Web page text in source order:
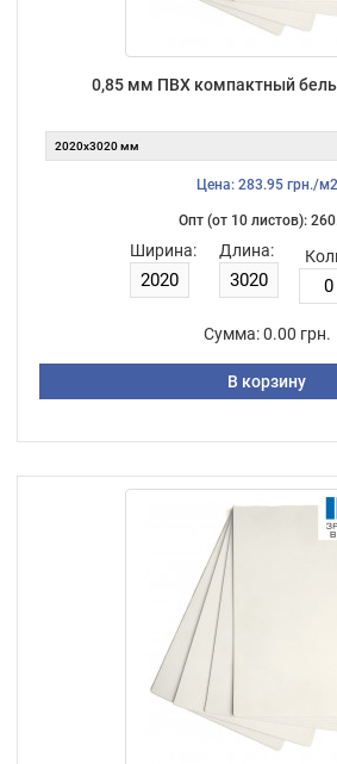
0,85 мм ПВХ компактный
Цена: 283.95 грн./м2
Опт (от 10 листов):
Ширина: Длина:
Сумма: 0.00 грн.
В корзину